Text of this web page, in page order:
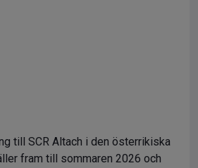
till SCR Altach i den österrikiska
fram till sommaren 2026 och